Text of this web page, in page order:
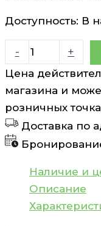
Доступность: В
-
Количество
товара
Витрум
шипучий
таблетки
4,4г
VITRUM
+
Цена
магазина и
розничных
Доставка по
Наличие и
Описание